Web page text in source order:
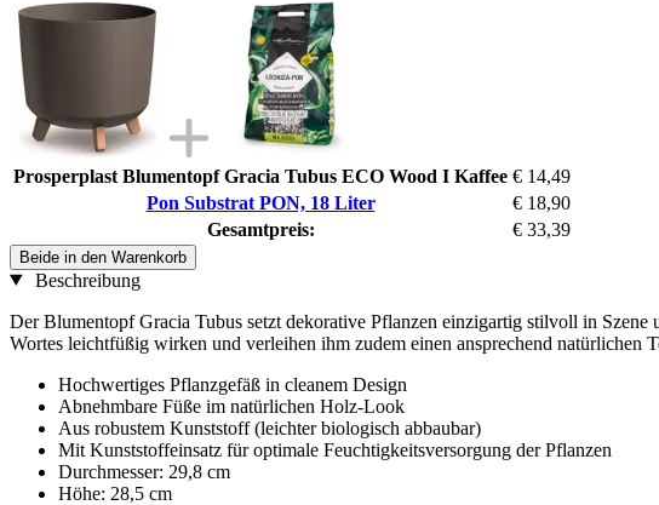
Prosperplast Blumentopf Gracia Tubus ECO Wood I Kaffee € 14,49
Pon Substrat PON, 18 Liter
€ 18,90
Gesamtpreis:
€ 33,39
Beide in den Warenkorb
Beschreibung
Der Blumentopf Gracia Tubus setzt dekorative Pflanzen einzigartig stilvoll in
Wortes leichtfüßig wirken und verleihen ihm zudem einen ansprechend natürlichen
Hochwertiges Pflanzgefäß in cleanem Design
Abnehmbare Füße im natürlichen Holz-Look
Aus robustem Kunststoff (leichter biologisch abbaubar)
Mit Kunststoffeinsatz für optimale Feuchtigkeitsversorgung der Pflanzen
Durchmesser: 29,8 cm
Höhe: 28,5 cm